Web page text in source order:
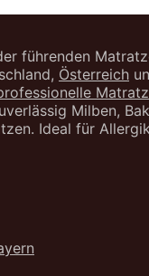
führenden
Österreich
Milben,
Ideal für